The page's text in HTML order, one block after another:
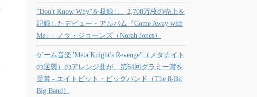
"Don't Know Why"を収録し、2,700万枚の売上を
記録したデビュー・アルバム『Come Away with
Me』- ノラ・ジョーンズ（Norah Jones）
ゲーム音楽"Meta Knight's Revenge"（メタナイト
の逆襲）のアレンジ曲が、第64回グラミー賞を
受賞 - エイトビット・ビッグバンド（The 8-Bit
Big Band）